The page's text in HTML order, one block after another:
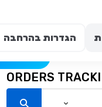
הגדרות בהרחבה
ORDERS